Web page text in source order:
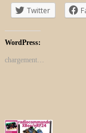
Twitter
WordPress:
chargement…